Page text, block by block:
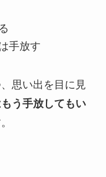
手放す
思い出を目に見
う手放してもい